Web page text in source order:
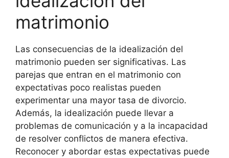
matrimonio
Las consecuencias de la idealización del
matrimonio pueden ser significativas. Las
parejas que entran en el matrimonio con
expectativas poco realistas pueden
experimentar una mayor tasa de divorcio.
Además, la idealización puede llevar a
problemas de comunicación y a la incapacidad
de resolver conflictos de manera efectiva.
Reconocer y abordar estas expectativas puede